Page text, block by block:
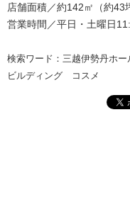
店舗面積／約142㎡（約43
営業時間／平日・土曜日
検索ワード：三越伊勢丹ホ
ビルディング コスメ